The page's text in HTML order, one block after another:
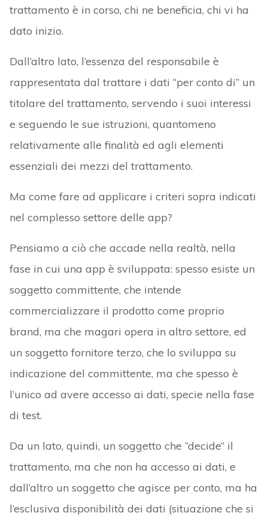
trattamento è in corso, chi ne beneficia, chi vi ha
dato inizio.
Dall’altro lato, l’essenza del responsabile è
rappresentata dal trattare i dati “per conto di” un
titolare del trattamento, servendo i suoi interessi
e seguendo le sue istruzioni, quantomeno
relativamente alle finalità ed agli elementi
essenziali dei mezzi del trattamento.
Ma come fare ad applicare i criteri sopra indicati
nel complesso settore delle app?
Pensiamo a ciò che accade nella realtà, nella
fase in cui una app è sviluppata: spesso esiste un
soggetto committente, che intende
commercializzare il prodotto come proprio
brand, ma che magari opera in altro settore, ed
un soggetto fornitore terzo, che lo sviluppa su
indicazione del committente, ma che spesso è
l’unico ad avere accesso ai dati, specie nella fase
di test.
Da un lato, quindi, un soggetto che “decide” il
trattamento, ma che non ha accesso ai dati, e
dall’altro un soggetto che agisce per conto, ma ha
l’esclusiva disponibilità dei dati (situazione che si